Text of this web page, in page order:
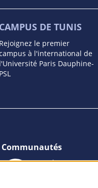
CAMPUS DE TUNIS
Rejoignez le premier
à l'international de
l'Université Paris Dauphine-
PSL
Communautés